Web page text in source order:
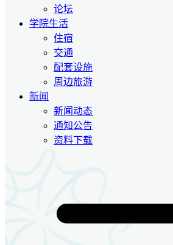
论坛
学院生活
住宿
交通
配套设施
周边旅游
新闻
新闻动态
通知公告
资料下载